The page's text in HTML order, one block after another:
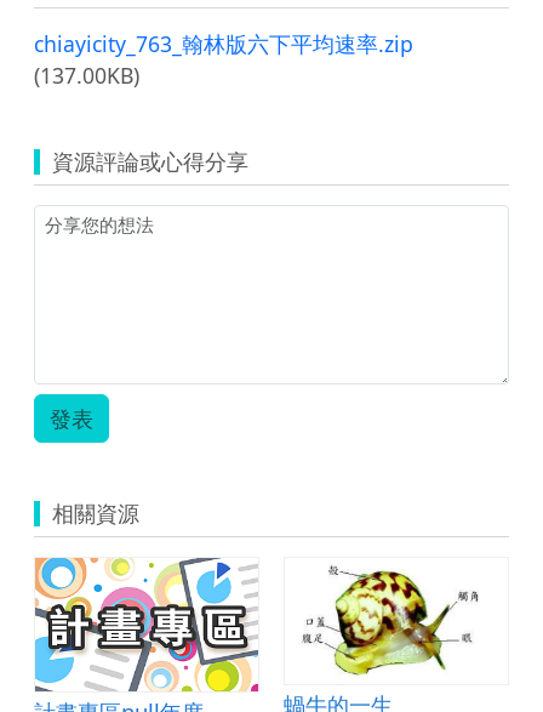
chiayicity_763_翰林版六下平均速率.zip
(137.00KB)
資源評論或心得分享
發表
相關資源
蝸牛的一生